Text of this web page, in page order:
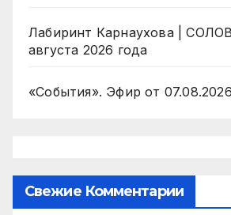
Лабиринт Карнаухова |
августа 2026 года
«События». Эфир от
Свежие Комментарии